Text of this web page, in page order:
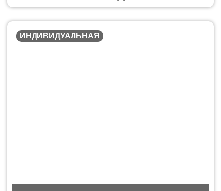
ИНДИВИДУАЛЬНАЯ